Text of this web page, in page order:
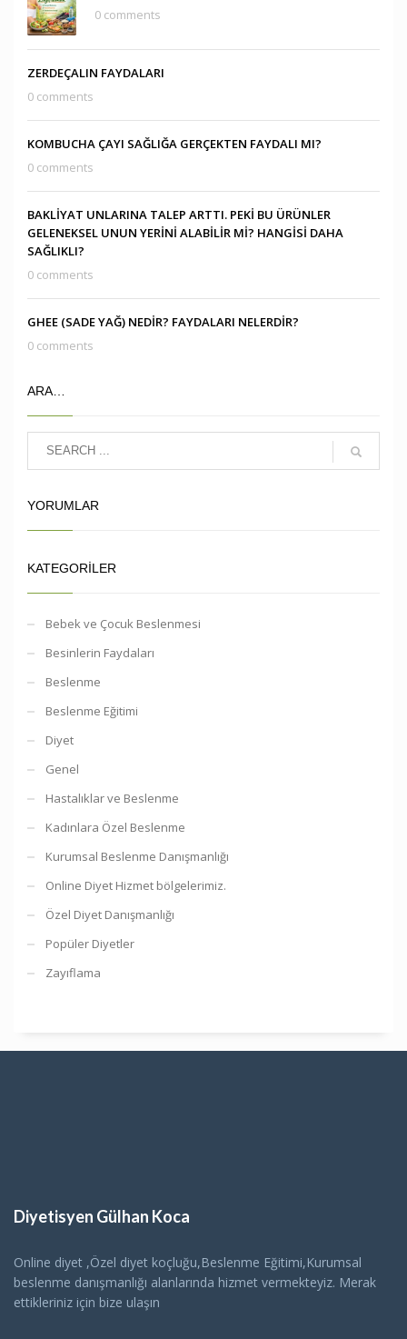
0 comments
ZERDEÇALIN FAYDALARI
0 comments
KOMBUCHA ÇAYI SAĞLIĞA GERÇEKTEN FAYDALI MI?
0 comments
BAKLİYAT UNLARINA TALEP ARTTI. PEKİ BU ÜRÜNLER
GELENEKSEL UNUN YERİNİ ALABİLİR Mİ? HANGİSİ DAHA
SAĞLIKLI?
0 comments
GHEE (SADE YAĞ) NEDİR? FAYDALARI NELERDİR?
0 comments
ARA…
YORUMLAR
KATEGORILER
Bebek ve Çocuk Beslenmesi
Besinlerin Faydaları
Beslenme
Beslenme Eğitimi
Diyet
Genel
Hastalıklar ve Beslenme
Kadınlara Özel Beslenme
Kurumsal Beslenme Danışmanlığı
Online Diyet Hizmet bölgelerimiz.
Özel Diyet Danışmanlığı
Popüler Diyetler
Zayıflama
Diyetisyen Gülhan Koca
Online diyet ,Özel diyet koçluğu,Beslenme Eğitimi,Kurumsal
beslenme danışmanlığı alanlarında hizmet vermekteyiz. Merak
ettikleriniz için bize ulaşın